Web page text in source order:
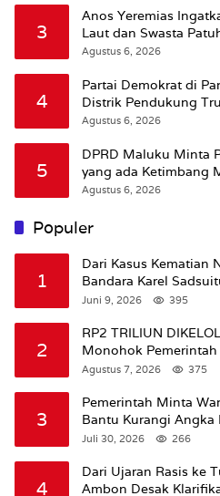
3
Anos Yeremias
Laut dan Swasta
Agustus 6, 2026
4
Partai Demokrat di
Distrik Pendukung
Agustus 6, 2026
5
DPRD Maluku Minta
yang ada Ketimbang
Agustus 6, 2026
Populer
1
Dari Kasus Kematian
Bandara Karel
Dipertanyakan
Juni 9, 2026 395
2
RP2 TRILIUN
Monohok
Amran Soal Dana
Agustus 7, 2026 375
3
Pemerintah Minta
Bantu Kurangi Angka
Juli 30, 2026 266
4
Dari Ujaran Rasis ke
Ambon Desak